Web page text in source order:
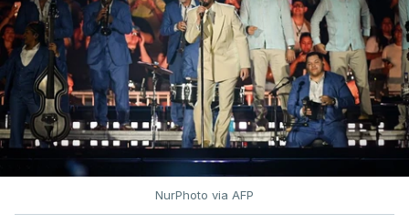
NurPhoto via AFP